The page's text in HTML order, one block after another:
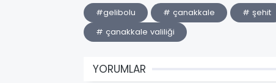
#gelibolu # çanakkale # şehit
# çanakkale valiliği
YORUMLAR